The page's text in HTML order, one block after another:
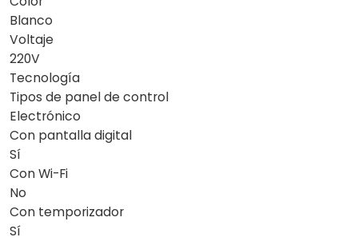
Blanco
Voltaje
220V
Tecnología
Tipos de panel de control
Electrónico
Con pantalla digital
Sí
Con Wi-Fi
No
Con temporizador
Sí